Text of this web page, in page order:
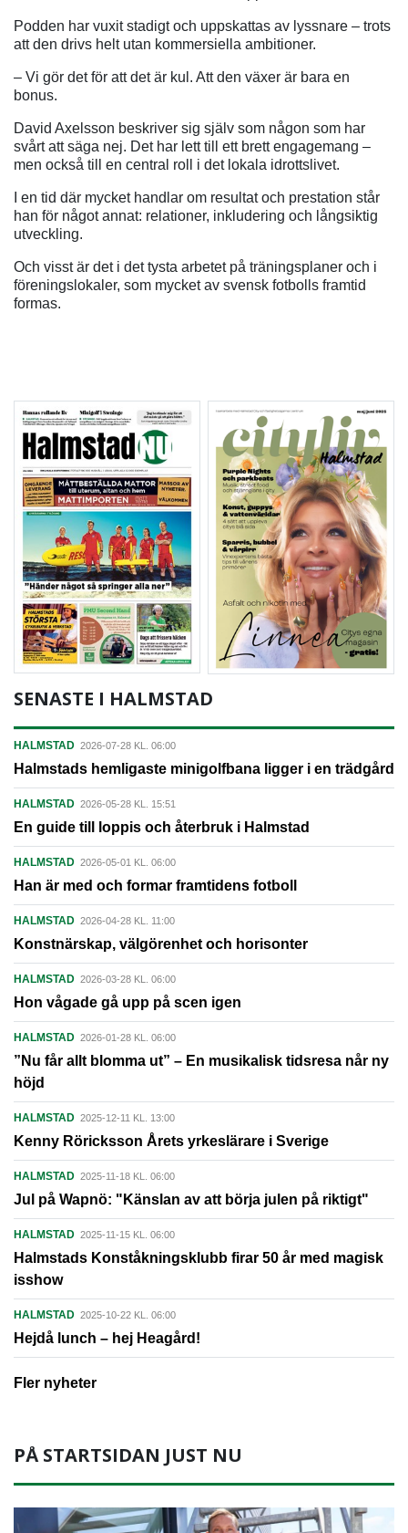
Podden har vuxit stadigt och uppskattas av lyssnare – trots
att den drivs helt utan kommersiella ambitioner.
– Vi gör det för att det är kul. Att den växer är bara en
bonus.
David Axelsson beskriver sig själv som någon som har
svårt att säga nej. Det har lett till ett brett engagemang –
men också till en central roll i det lokala idrottslivet.
I en tid där mycket handlar om resultat och prestation står
han för något annat: relationer, inkludering och långsiktig
utveckling.
Och visst är det i det tysta arbetet på träningsplaner och i
föreningslokaler, som mycket av svensk fotbolls framtid
formas.
SENASTE I HALMSTAD
HALMSTAD 2026-07-28 KL. 06:00
Halmstads hemligaste minigolfbana ligger i en trädgård
HALMSTAD 2026-05-28 KL. 15:51
En guide till loppis och återbruk i Halmstad
HALMSTAD 2026-05-01 KL. 06:00
Han är med och formar framtidens fotboll
HALMSTAD 2026-04-28 KL. 11:00
Konstnärskap, välgörenhet och horisonter
HALMSTAD 2026-03-28 KL. 06:00
Hon vågade gå upp på scen igen
HALMSTAD 2026-01-28 KL. 06:00
”Nu får allt blomma ut” – En musikalisk tidsresa når ny
höjd
HALMSTAD 2025-12-11 KL. 13:00
Kenny Röricksson Årets yrkeslärare i Sverige
HALMSTAD 2025-11-18 KL. 06:00
Jul på Wapnö: "Känslan av att börja julen på riktigt"
HALMSTAD 2025-11-15 KL. 06:00
Halmstads Konståkningsklubb firar 50 år med magisk
isshow
HALMSTAD 2025-10-22 KL. 06:00
Hejdå lunch – hej Heagård!
Fler nyheter
PÅ STARTSIDAN JUST NU